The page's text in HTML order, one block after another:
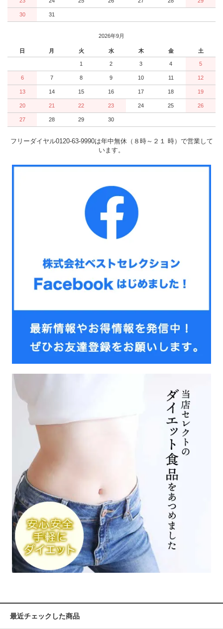
30 31
2026年9月
日 月 火 水 木 金 土
1 2 3 4 5
6 7 8 9 10 11 12
13 14 15 16 17 18 19
20 21 22 23 24 25 26
27 28 29 30
フリーダイヤル0120-63-9990は年中無休（８時～２１ 時）で営業して
います。
最近チェックした商品